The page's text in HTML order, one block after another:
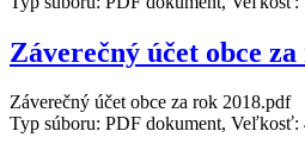
Záverečný účet obce
Záverečný účet obce za rok 2018.pdf
Typ súboru: PDF dokument, Veľkosť: